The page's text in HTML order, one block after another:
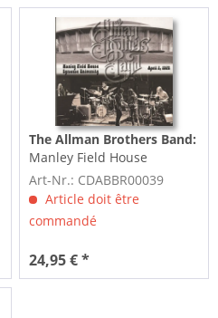
The Allman Brothers Band:
Manley Field House
Syracuse University April...
Art-Nr.: CDABBR00039
Article doit être
commandé
24,95 € *